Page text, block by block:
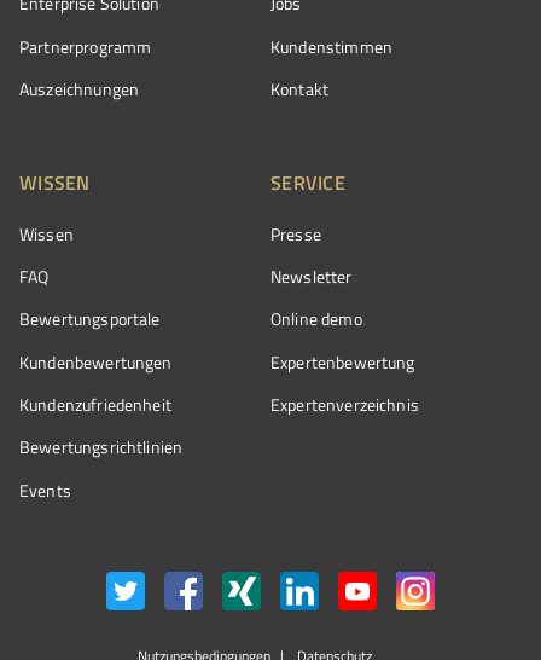
Partnerprogramm
Auszeichnungen
Kundenstimmen
Kontakt
WISSEN
Wissen
FAQ
Bewertungsportale
Kundenbewertungen
Kundenzufriedenheit
Bewertungs­richtlinien
Events
SERVICE
Presse
Newsletter
Online demo
Expertenbewertung
Expertenverzeichnis